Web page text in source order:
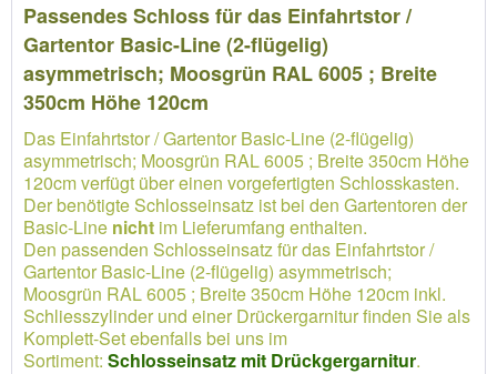
Passendes Schloss für das Einfahrtstor /
Gartentor Basic-Line (2-flügelig)
asymmetrisch; Moosgrün RAL 6005 ; Breite
350cm Höhe 120cm
Das Einfahrtstor / Gartentor Basic-Line (2-flügelig)
asymmetrisch; Moosgrün RAL 6005 ; Breite 350cm Höhe
120cm verfügt über einen vorgefertigten Schlosskasten.
Der benötigte Schlosseinsatz ist bei den Gartentoren der
Basic-Line nicht im Lieferumfang enthalten.
Den passenden Schlosseinsatz für das Einfahrtstor /
Gartentor Basic-Line (2-flügelig) asymmetrisch;
Moosgrün RAL 6005 ; Breite 350cm Höhe 120cm inkl.
Schliesszylinder und einer Drückergarnitur finden Sie als
Komplett-Set ebenfalls bei uns im
Sortiment: Schlosseinsatz mit Drückgergarnitur.